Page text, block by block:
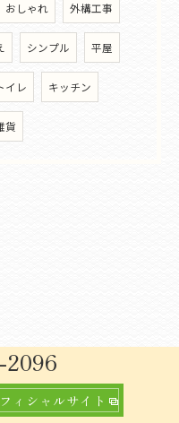
おしゃれ 外構工事
シンプル 平屋
イレ キッチン
貨
ィシャルサイト